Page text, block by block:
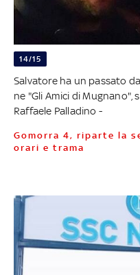
14/15
Salvatore ha un passato
ne "Gli Amici di Mugnano",
Raffaele Palladino -
Gomorra 4, riparte la serie tv cult di Sky: data,
orari e trama